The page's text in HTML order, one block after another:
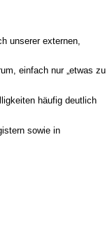
unserer externen,
einfach nur „etwas zu
häufig deutlich
sowie in